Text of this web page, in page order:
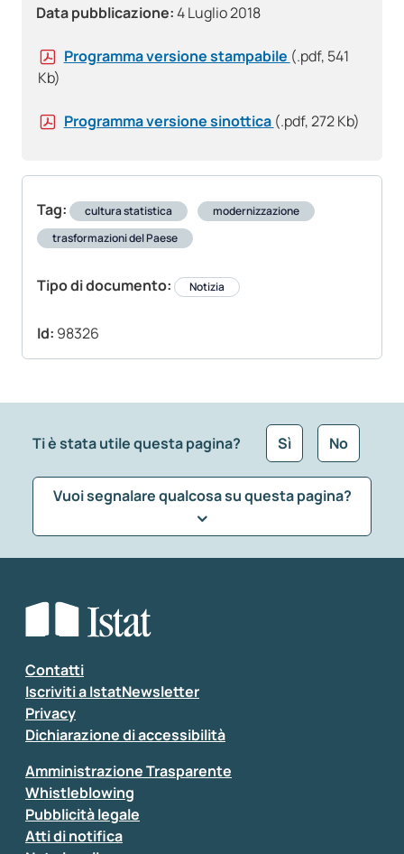
Data pubblicazione:4 Luglio 2018
Programma versione stampabile (.pdf, 541
Kb)
Programma versione sinottica (.pdf, 272 Kb)
Tag: cultura statistica
modernizzazione
trasformazioni del Paese
Tipo di documento: Notizia
Id: 98326
Ti è stata utile questa pagina? Sì No
Vuoi segnalare qualcosa su questa pagina?
Seleziona la tipologia della segnalazione
Inserisci il tuo commento
Contatti
Iscriviti a IstatNewsletter
Privacy
Dichiarazione di accessibilità
Amministrazione Trasparente
Whistleblowing
Pubblicità legale
Atti di notifica